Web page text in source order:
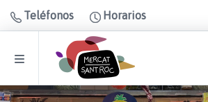
Teléfonos Horarios